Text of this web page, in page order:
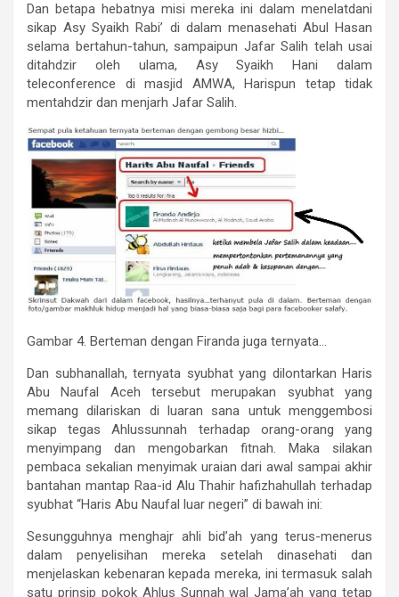
Dan betapa hebatnya misi mereka ini dalam menelatdani
sikap Asy Syaikh Rabi’ di dalam menasehati Abul Hasan
selama bertahun-tahun, sampaipun Jafar Salih telah usai
ditahdzir oleh ulama, Asy Syaikh Hani dalam
teleconference di masjid AMWA, Harispun tetap tidak
mentahdzir dan menjarh Jafar Salih.
Gambar 4. Berteman dengan Firanda juga ternyata…
Dan subhanallah, ternyata syubhat yang dilontarkan Haris
Abu Naufal Aceh tersebut merupakan syubhat yang
memang dilariskan di luaran sana untuk menggembosi
sikap tegas Ahlussunnah terhadap orang-orang yang
menyimpang dan mengobarkan fitnah. Maka silakan
pembaca sekalian menyimak uraian dari awal sampai akhir
bantahan mantap Raa-id Alu Thahir hafizhahullah terhadap
syubhat “Haris Abu Naufal luar negeri” di bawah ini:
Sesungguhnya menghajr ahli bid’ah yang terus-menerus
dalam penyelisihan mereka setelah dinasehati dan
menjelaskan kebenaran kepada mereka, ini termasuk salah
satu prinsip pokok Ahlus Sunnah wal Jama’ah yang tetap